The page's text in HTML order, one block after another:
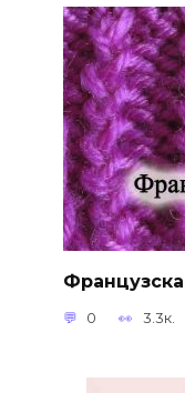
0 3.3к.